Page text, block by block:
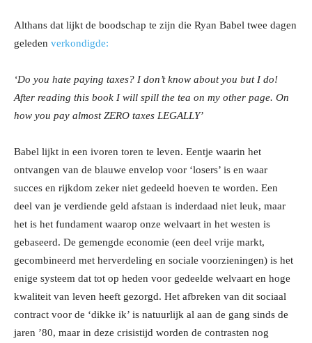
Althans dat lijkt de boodschap te zijn die Ryan Babel twee dagen
geleden verkondigde:
‘Do you hate paying taxes? I don’t know about you but I do!
After reading this book I will spill the tea on my other page. On
how you pay almost ZERO taxes LEGALLY’
Babel lijkt in een ivoren toren te leven. Eentje waarin het
ontvangen van de blauwe envelop voor ‘losers’ is en waar
succes en rijkdom zeker niet gedeeld hoeven te worden. Een
deel van je verdiende geld afstaan is inderdaad niet leuk, maar
het is het fundament waarop onze welvaart in het westen is
gebaseerd. De gemengde economie (een deel vrije markt,
gecombineerd met herverdeling en sociale voorzieningen) is het
enige systeem dat tot op heden voor gedeelde welvaart en hoge
kwaliteit van leven heeft gezorgd. Het afbreken van dit sociaal
contract voor de ‘dikke ik’ is natuurlijk al aan de gang sinds de
jaren ’80, maar in deze crisistijd worden de contrasten nog